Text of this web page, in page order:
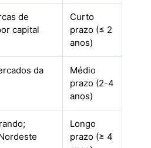
de
capital
Curto
prazo (≤ 2
anos)
da
Médio
prazo (2-4
anos)
Longo
prazo (≥ 4